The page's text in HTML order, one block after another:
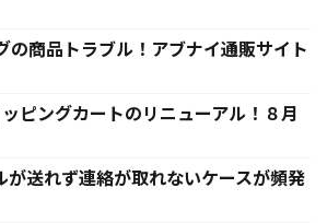
の商品トラブル！アブナイ通販サイト
ピングカートのリニューアル！８月
送れず連絡が取れないケースが頻発